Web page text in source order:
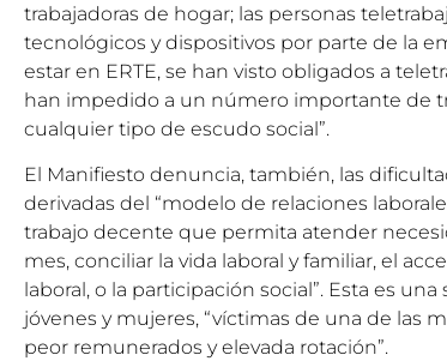
trabajadoras de hogar; las personas
tecnológicos y dispositivos por parte de la
estar en ERTE, se han visto obligados a
han impedido a un número importante de
cualquier tipo de escudo social”.
El Manifiesto denuncia, también, las
derivadas del “modelo de relaciones
trabajo decente que permita atender
mes, conciliar la vida laboral y familiar, el
laboral, o la participación social”. Esta es
jóvenes y mujeres, “víctimas de una de las
peor remunerados y elevada rotación”.